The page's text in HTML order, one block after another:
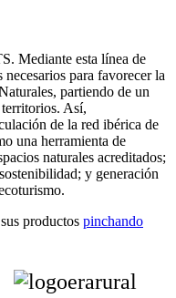
Mediante esta línea de
para favorecer la
partiendo de un
Así,
de la red ibérica de
una herramienta de
naturales acreditados;
y generación
productos pinchando